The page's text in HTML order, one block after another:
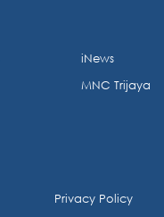
iNews
MNC Trijaya
Privacy Policy